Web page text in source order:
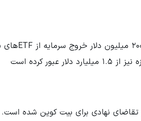
کرده است
تقاضای نهادی برای بیت کوین شده است.